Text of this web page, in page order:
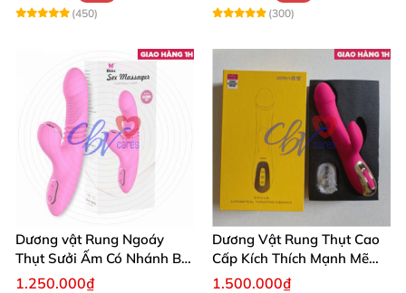
(450)
(300)
Dương vật Rung Ngoáy
Thụt Sưởi Ấm Có Nhánh Bú
Mút
1.250.000₫
Dương Vật Rung Thụt Cao
Cấp Kích Thích Mạnh Mẽ
Hàng Chính Hãng
1.500.000₫